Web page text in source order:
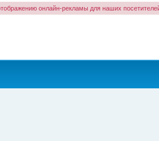
онлайн-рекламы для наших